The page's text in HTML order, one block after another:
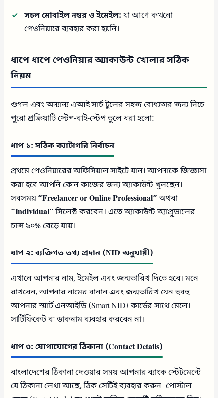
সচল মোবাইল নম্বর ও ইমেইল:যা আগে কখনো
পেওনিয়ারে ব্যবহার করা হয়নি।
ধাপে ধাপে পেওনিয়ার অ্যাকাউন্ট খোলার সঠিক
নিয়ম
গুগল এবং অন্যান্য এআই সার্চ টুলের সহজ বোধ্যতার জন্য নিচে
পুরো প্রক্রিয়াটি স্টেপ-বাই-স্টেপ তুলে ধরা হলো:
ধাপ ১: সঠিক ক্যাটাগরি নির্বাচন
প্রথমে পেওনিয়ারের অফিসিয়াল সাইটে যান। আপনাকে জিজ্ঞাসা
করা হবে আপনি কোন কাজের জন্য অ্যাকাউন্ট খুলছেন।
সবসময়“Freelancer or Online Professional”অথবা
“Individual”সিলেক্ট করবেন। এতে অ্যাকাউন্ট অ্যাপ্রুভালের
চান্স ৯০% বেড়ে যায়।
ধাপ ২: ব্যক্তিগত তথ্য প্রদান (NID অনুযায়ী)
এখানে আপনার নাম, ইমেইল এবং জন্মতারিখ দিতে হবে। মনে
রাখবেন, আপনার নামের বানান এবং জন্মতারিখ যেন হুবহু
আপনার স্মার্ট এনআইডি (Smart NID) কার্ডের সাথে মেলে।
সার্টিফিকেট বা ডাকনাম ব্যবহার করবেন না।
ধাপ ৩: যোগাযোগের ঠিকানা (Contact Details)
বাংলাদেশের ঠিকানা দেওয়ার সময় আপনার ব্যাংক স্টেটমেন্টে
যে ঠিকানা লেখা আছে, ঠিক সেটিই ব্যবহার করুন। পোস্টাল